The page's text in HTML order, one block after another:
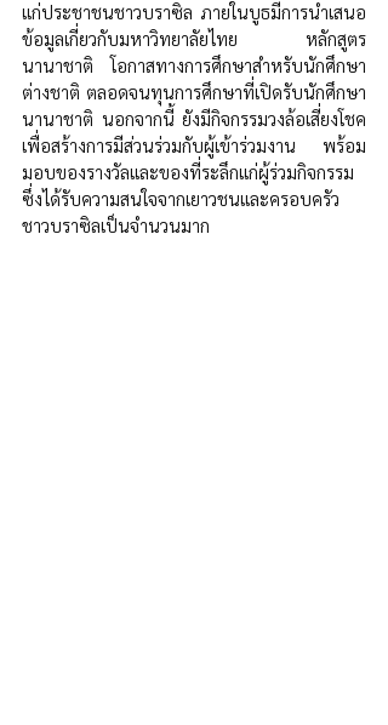
แก่ประชาชนชาวบราซิล ภายในบูธมีการนำเสนอ
ข้อมูลเกี่ยวกับมหาวิทยาลัยไทย หลักสูตร
นานาชาติ โอกาสทางการศึกษาสำหรับนักศึกษา
ต่างชาติ ตลอดจนทุนการศึกษาที่เปิดรับนักศึกษา
นานาชาติ นอกจากนี้ ยังมีกิจกรรมวงล้อเสี่ยงโชค
เพื่อสร้างการมีส่วนร่วมกับผู้เข้าร่วมงาน พร้อม
มอบของรางวัลและของที่ระลึกแก่ผู้ร่วมกิจกรรม
ซึ่งได้รับความสนใจจากเยาวชนและครอบครัว
ชาวบราซิลเป็นจำนวนมาก